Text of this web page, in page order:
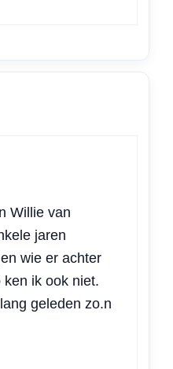
Willie van
jaren
wie er achter
ik ook niet.
geleden zo.n